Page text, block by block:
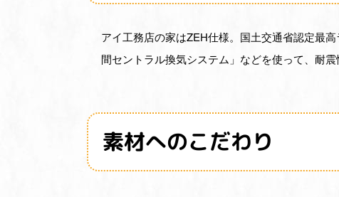
アイ工務店の家はZEH仕様。国土交通省認定最
間セントラル換気システム」などを使って、耐
素材へのこだわり